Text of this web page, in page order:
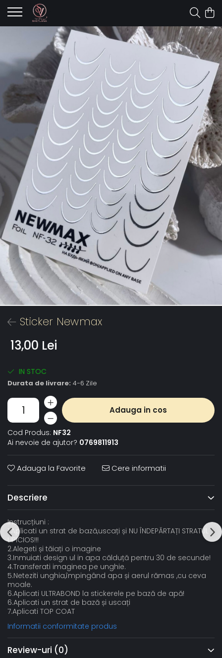
Sticker Newmax
13,00 Lei
IN STOC
Durata de livrare: 4-6 Zile
Adauga in cos
Cod Produs: NF32
Ai nevoie de ajutor? 0769811913
Adauga la Favorite Cere informatii
Descriere
Instrucțiuni :
1.Aplicati un strat de bază,uscați și NU ÎNDEPĂRTAȚI STRATUL
LIPICIOS!!!
2.Alegeti și tăiați o imagine
3.Inmuiati design ul in apa călduță pentru 30 de secunde!
4.Transferati imaginea pe unghie.
5.Neteziti unghia,împingând apa și aerul rămas ,cu ceva
moale.
6.Aplicati ULTRABOND la stickerele pe bază de apă!
6.Aplicati un strat de bază și uscați
7.Aplicati TOP COAT
Informatii conformitate produs
Review-uri (0)